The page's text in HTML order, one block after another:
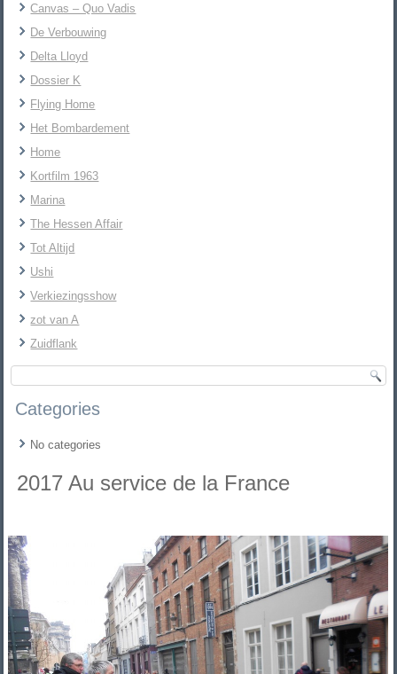
Canvas – Quo Vadis
De Verbouwing
Delta Lloyd
Dossier K
Flying Home
Het Bombardement
Home
Kortfilm 1963
Marina
The Hessen Affair
Tot Altijd
Ushi
Verkiezingsshow
zot van A
Zuidflank
Categories
No categories
2017 Au service de la France